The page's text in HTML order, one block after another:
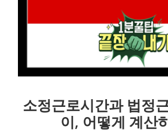
소정근로시간과 법정
이, 어떻게 계산